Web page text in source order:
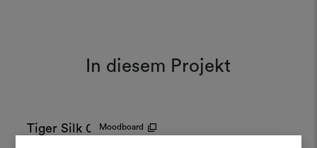
In diesem Projekt
Moodboard
Tiger Silk 001